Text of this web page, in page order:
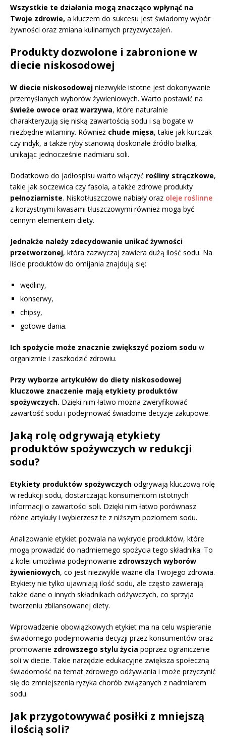
Wszystkie te działania mogą znacząco wpłynąć na
Twoje zdrowie, a kluczem do sukcesu jest świadomy wybór
żywności oraz zmiana kulinarnych przyzwyczajeń.
Produkty dozwolone i zabronione w
diecie niskosodowej
W diecie niskosodowej niezwykle istotne jest dokonywanie
przemyślanych wyborów żywieniowych. Warto postawić na
świeże owoce oraz warzywa, które naturalnie
charakteryzują się niską zawartością sodu i są bogate w
niezbędne witaminy. Również chude mięsa, takie jak kurczak
czy indyk, a także ryby stanowią doskonałe źródło białka,
unikając jednocześnie nadmiaru soli.
Dodatkowo do jadłospisu warto włączyć rośliny strączkowe,
takie jak soczewica czy fasola, a także zdrowe produkty
pełnoziarniste. Niskotłuszczowe nabiały oraz oleje roślinne
z korzystnymi kwasami tłuszczowymi również mogą być
cennym elementem diety.
Jednakże należy zdecydowanie unikać żywności
przetworzonej, która zazwyczaj zawiera dużą ilość sodu. Na
liście produktów do omijania znajdują się:
wędliny,
konserwy,
chipsy,
gotowe dania.
Ich spożycie może znacznie zwiększyć poziom sodu w
organizmie i zaszkodzić zdrowiu.
Przy wyborze artykułów do diety niskosodowej
kluczowe znaczenie mają etykiety produktów
spożywczych. Dzięki nim łatwo można zweryfikować
zawartość sodu i podejmować świadome decyzje zakupowe.
Jaką rolę odgrywają etykiety
produktów spożywczych w redukcji
sodu?
Etykiety produktów spożywczych odgrywają kluczową rolę
w redukcji sodu, dostarczając konsumentom istotnych
informacji o zawartości soli. Dzięki nim łatwo porównasz
różne artykuły i wybierzesz te z niższym poziomem sodu.
Analizowanie etykiet pozwala na wykrycie produktów, które
mogą prowadzić do nadmiernego spożycia tego składnika. To
z kolei umożliwia podejmowanie zdrowszych wyborów
żywieniowych, co jest niezwykle ważne dla Twojego zdrowia.
Etykiety nie tylko ujawniają ilość sodu, ale często zawierają
także dane o innych składnikach odżywczych, co sprzyja
tworzeniu zbilansowanej diety.
Wprowadzenie obowiązkowych etykiet ma na celu wspieranie
świadomego podejmowania decyzji przez konsumentów oraz
promowanie zdrowszego stylu życia poprzez ograniczenie
soli w diecie. Takie narzędzie edukacyjne zwiększa społeczną
świadomość na temat zdrowego odżywiania i może przyczynić
się do zmniejszenia ryzyka chorób związanych z nadmiarem
sodu.
Jak przygotowywać posiłki z mniejszą
ilością soli?